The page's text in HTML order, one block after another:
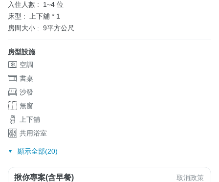
入住人數 :
1~4 位
床型 :
上下舖 * 1
房間大小 : 9平方公尺
房型設施
空調
書桌
沙發
無窗
上下舖
共用浴室
顯示全部(20)
揪你專案(含早餐) 取消政策